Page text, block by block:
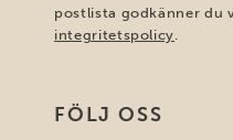
postlista godkänner du
integritetspolicy.
FÖLJ OSS